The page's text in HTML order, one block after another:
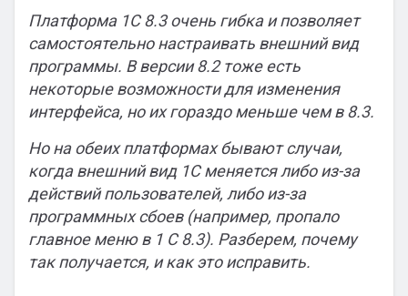
Платформа 1С 8.3 очень гибка и позволяет
самостоятельно настраивать внешний вид
программы. В версии 8.2 тоже есть
некоторые возможности для изменения
интерфейса, но их гораздо меньше чем в 8.3.
Но на обеих платформах бывают случаи,
когда внешний вид 1С меняется либо из-за
действий пользователей, либо из-за
программных сбоев (например, пропало
главное меню в 1 С 8.3). Разберем, почему
так получается, и как это исправить.